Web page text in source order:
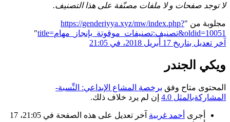
لا توجد صفحات و لا ملفات مصنّفة على هذا التصنيف.
مجلوبة من "https://genderiyya.xyz/mw/index.php?
title=تصنيف:تصنيفات_موقوتة_بإنجاز_مهام&oldid=10051
"
آخر تعديل بتاريخ 17 أبريل 2018، في 21:05
ويكي الجندر
المحتوى متاح وفق برخصة المشاع الإبداعي: النِّسبة-
المشاركةبالمثل 4.0
إن لم يرد خلاف ذلك.
أجرى أحمد غربية
آخر تعديل على هذه الصفحة في 21:05، 17